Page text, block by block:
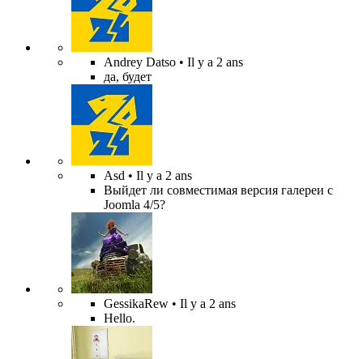
Andrey Datso • Il y a 2 ans
да, будет
Asd • Il y a 2 ans
Выйдет ли совместимая версия галереи с
Joomla 4/5?
GessikaRew • Il y a 2 ans
Hello.